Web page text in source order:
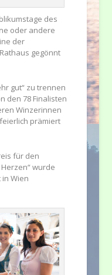
des
oder andere
der
gegönnt
gut“ zu trennen
den 78 Finalisten
Winzerinnen
prämiert
für den
wurde
Wien